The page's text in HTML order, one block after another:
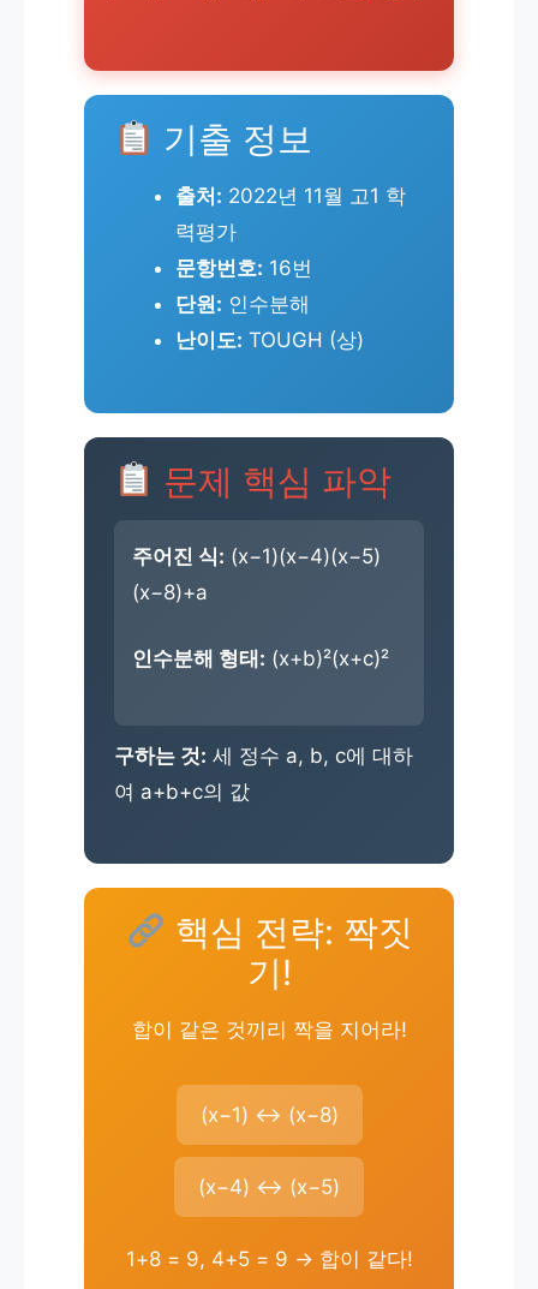
기출 정보
출처: 2022년 11월 고1 학
력평가
문항번호: 16번
단원: 인수분해
난이도: TOUGH (상)
문제 핵심 파악
주어진 식: (x−1)(x−4)(x−5)
(x−8)+a
인수분해 형태: (x+b)²(x+c)²
구하는 것: 세 정수 a, b, c에 대하
여 a+b+c의 값
핵심 전략: 짝짓
기!
합이 같은 것끼리 짝을 지어라!
(x−1) ↔ (x−8)
(x−4) ↔ (x−5)
1+8 = 9, 4+5 = 9 → 합이 같다!